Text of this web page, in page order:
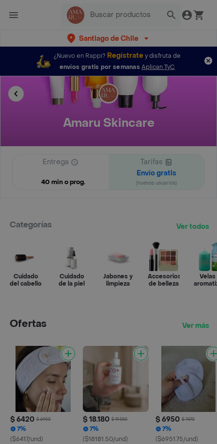
Santiago de Chile
¿Nuevo en Rappi? Regístratey disfruta de
envíos gratis por semanas Aplican TyC
Amaru Skincare
Entrega
40 min o prog.
Tarifas
Envío gratis
(nuevos usuarios)
Categorías Ver todos
Cuidado
del cabello
Cuidado
de la piel
Jabones y
limpieza
Accesorios
de belleza
Velas
Ofertas Ver más
$ 6420 $ 6900
7%
($6417/und)
$ 18.180 $ 19.550
7%
($18181.50/und)
$ 6950 $ 7470
7%
($6951.75/und)